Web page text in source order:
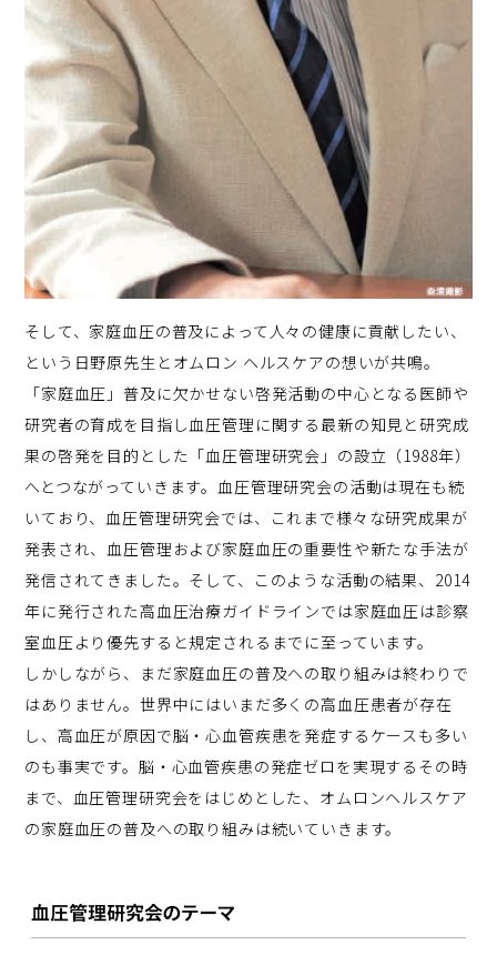
そして、家庭血圧の普及によって人々の健康に貢献したい、
という日野原先生とオムロン ヘルスケアの想いが共鳴。
「家庭血圧」普及に欠かせない啓発活動の中心となる医師や
研究者の育成を目指し血圧管理に関する最新の知見と研究成
果の啓発を目的とした「血圧管理研究会」の設立（1988年）
へとつながっていきます。血圧管理研究会の活動は現在も続
いており、血圧管理研究会では、これまで様々な研究成果が
発表され、血圧管理および家庭血圧の重要性や新たな手法が
発信されてきました。そして、このような活動の結果、2014
年に発行された高血圧治療ガイドラインでは家庭血圧は診察
室血圧より優先すると規定されるまでに至っています。
しかしながら、まだ家庭血圧の普及への取り組みは終わりで
はありません。世界中にはいまだ多くの高血圧患者が存在
し、高血圧が原因で脳・心血管疾患を発症するケースも多い
のも事実です。脳・心血管疾患の発症ゼロを実現するその時
まで、血圧管理研究会をはじめとした、オムロンヘルスケア
の家庭血圧の普及への取り組みは続いていきます。